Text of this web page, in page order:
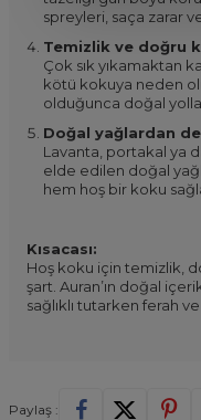
spreyleri, saça zarar
Temizlik ve doğru
Çok sık yıkamaktan
kötü kokuya neden
olduğunca doğal
Doğal yağlardan
Lavanta, portakal ya
elde edilen doğal
hem hoş bir koku
Kısacası:
Hoş koku için temizlik,
şart. Auran’ın doğal
sağlıklı tutarken ferah
Paylaş :